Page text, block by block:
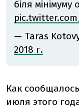
біля мінімуму
— Taras
2018 г.
Как
июля этого